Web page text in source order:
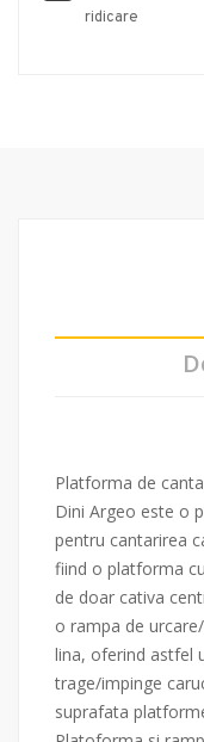
ridicare
Platforma de
Dini Argeo este o
pentru cantarirea
fiind o platforma
de doar cativa
o rampa de
lina, oferind astfel
trage/impinge
suprafata